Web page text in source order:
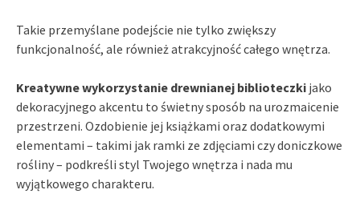
Takie przemyślane podejście nie tylko zwiększy
funkcjonalność, ale również atrakcyjność całego wnętrza.
Kreatywne wykorzystanie drewnianej biblioteczki jako
dekoracyjnego akcentu to świetny sposób na urozmaicenie
przestrzeni. Ozdobienie jej książkami oraz dodatkowymi
elementami – takimi jak ramki ze zdjęciami czy doniczkowe
rośliny – podkreśli styl Twojego wnętrza i nada mu
wyjątkowego charakteru.